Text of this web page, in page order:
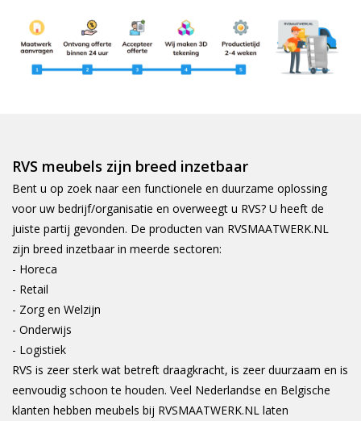
RVS meubels zijn breed inzetbaar
Bent u op zoek naar een functionele en duurzame oplossing
voor uw bedrijf/organisatie en overweegt u RVS? U heeft de
juiste partij gevonden. De producten van RVSMAATWERK.NL
zijn breed inzetbaar in meerde sectoren:
- Horeca
- Retail
- Zorg en Welzijn
- Onderwijs
- Logistiek
RVS is zeer sterk wat betreft draagkracht, is zeer duurzaam en is
eenvoudig schoon te houden. Veel Nederlandse en Belgische
klanten hebben meubels bij RVSMAATWERK.NL laten